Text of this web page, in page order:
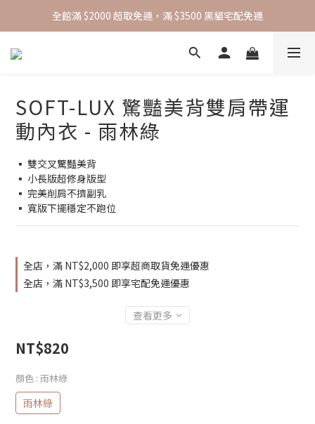
全館滿 $2000 超取免運，滿 $3500 黑貓宅配免運
全館滿 $2000 超取免運，滿 $3500 黑貓宅配免運
綁定官方 Line 帳號，即可獲得 50 元折扣碼
SOFT-LUX 驚豔美背雙肩帶運
動內衣 - 雨林綠
▪️ 雙交叉驚豔美背
▪️ 小長版超修身版型
▪️ 完美削肩不擠副乳
▪️ 寬版下擺穩定不跑位
全店，滿 NT$2,000 即享超商取貨免運優惠
全店，滿 NT$3,500 即享宅配免運優惠
查看更多
NT$820
顏色 : 雨林綠
雨林綠